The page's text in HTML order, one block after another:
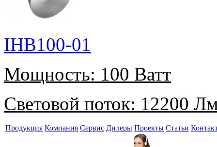
IHB100-01
Мощность: 100 Ватт
Световой поток: 12200
Продукция Компания Сервис Дилеры Проекты Статьи